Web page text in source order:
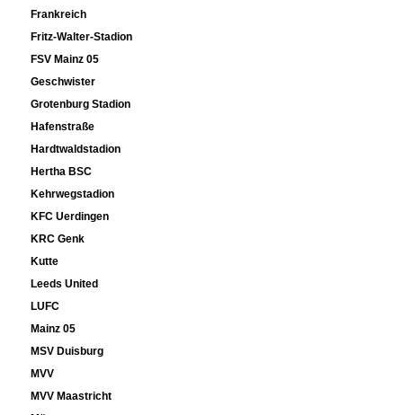
Frankreich
Fritz-Walter-Stadion
FSV Mainz 05
Geschwister
Grotenburg Stadion
Hafenstraße
Hardtwaldstadion
Hertha BSC
Kehrwegstadion
KFC Uerdingen
KRC Genk
Kutte
Leeds United
LUFC
Mainz 05
MSV Duisburg
MVV
MVV Maastricht